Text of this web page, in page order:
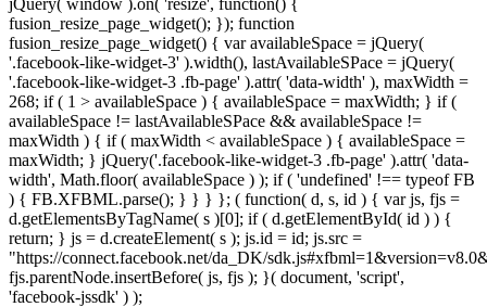
fusion_resize_page_widget(); }); function
fusion_resize_page_widget() { var availableSpace = jQuery(
'.facebook-like-widget-3' ).width(), lastAvailableSPace = jQuery(
'.facebook-like-widget-3 .fb-page' ).attr( 'data-width' ), maxWidth =
268; if ( 1 > availableSpace ) { availableSpace = maxWidth; } if (
availableSpace != lastAvailableSPace && availableSpace !=
maxWidth ) { if ( maxWidth < availableSpace ) { availableSpace =
maxWidth; } jQuery('.facebook-like-widget-3 .fb-page' ).attr( 'data-
width', Math.floor( availableSpace ) ); if ( 'undefined' !== typeof FB
) { FB.XFBML.parse(); } } } }; ( function( d, s, id ) { var js, fjs =
d.getElementsByTagName( s )[0]; if ( d.getElementById( id ) ) {
return; } js = d.createElement( s ); js.id = id; js.src =
"https://connect.facebook.net/da_DK/
fjs.parentNode.insertBefore( js, fjs ); }( document, 'script',
'facebook-jssdk' ) );